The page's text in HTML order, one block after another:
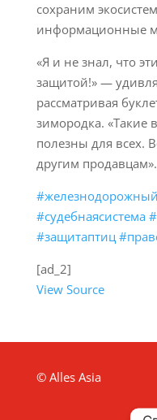
сохраним
информационные
«Я и не знал, что
защитой!» —
рассматривая
зимородка. «Такие
полезны для всех.
другим продавцам».
#судебнаясистема
#защитаптиц
[ad_2]
View Source
© Alles Asia